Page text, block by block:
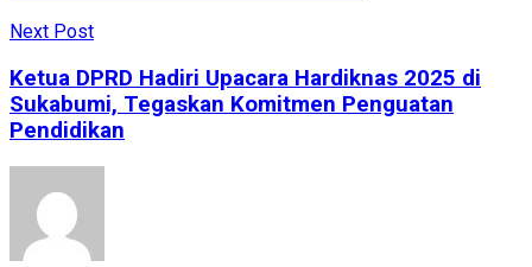
Next Post
Ketua DPRD Hadiri Upacara Hardiknas 2025 di
Sukabumi, Tegaskan Komitmen Penguatan
Pendidikan